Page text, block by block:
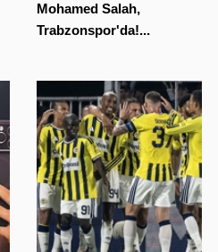
Mohamed Salah,
Trabzonspor'da!...